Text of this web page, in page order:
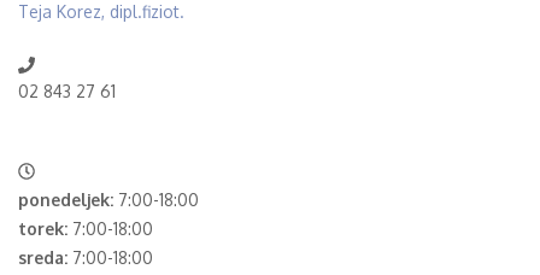
Teja Korez, dipl.fiziot.
02 843 27 61
ponedeljek: 7:00-18:00
torek: 7:00-18:00
sreda: 7:00-18:00